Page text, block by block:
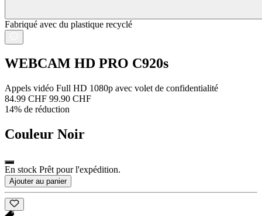
Fabriqué avec du plastique recyclé
WEBCAM HD PRO C920s
Appels vidéo Full HD 1080p avec volet de confidentialité
84.99 CHF 99.90 CHF
14% de réduction
Couleur Noir
En stock Prêt pour l'expédition.
Ajouter au panier